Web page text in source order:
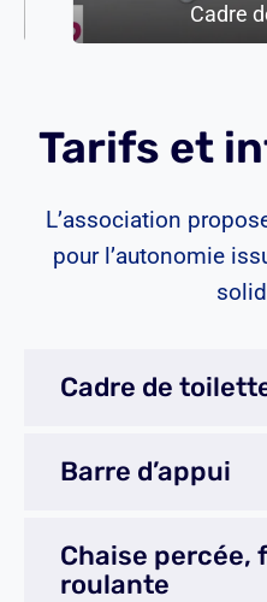
Cadre
Tarifs et
L’association
pour l’autonomie
Cadre de
Barre d’appui
Chaise percée,
roulante